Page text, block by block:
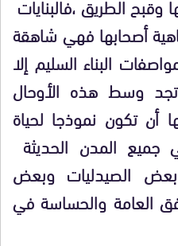
أصحابها فهي شاهقة
البناء السليم إلا
وسط هذه الأوحال
أن تكون نموذجا لحياة
جميع المدن الحديثة
الصيدليات وبعض
العامة والحساسة في